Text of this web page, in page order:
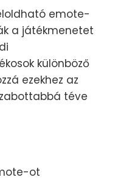
emote-
a játékmenetet
különböző
ezekhez az
téve
ot